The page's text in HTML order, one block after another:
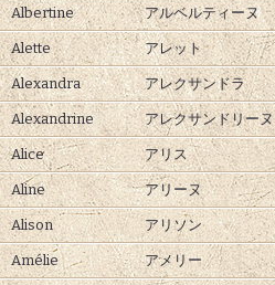
Albertine アルベルティーヌ
Alette アレット
Alexandra アレクサンドラ
Alexandrine アレクサンドリーヌ
Alice アリス
Aline アリーヌ
Alison アリソン
Amélie アメリー